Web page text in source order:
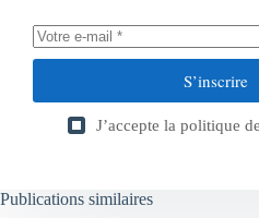
S’inscrire
J’accepte la politique
Publications similaires